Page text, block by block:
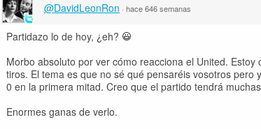
@DavidLeonRon · hace 646 semanas
Partidazo lo de hoy, ¿eh?
Morbo absoluto por ver cómo reacciona el United.
tiros. El tema es que no sé qué pensaréis vosotros
0 en la primera mitad. Creo que el partido tendrá
Enormes ganas de verlo.